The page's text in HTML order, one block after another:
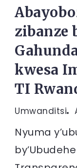
zibanze
kwesa
TI
Umwanditsi
Nyuma